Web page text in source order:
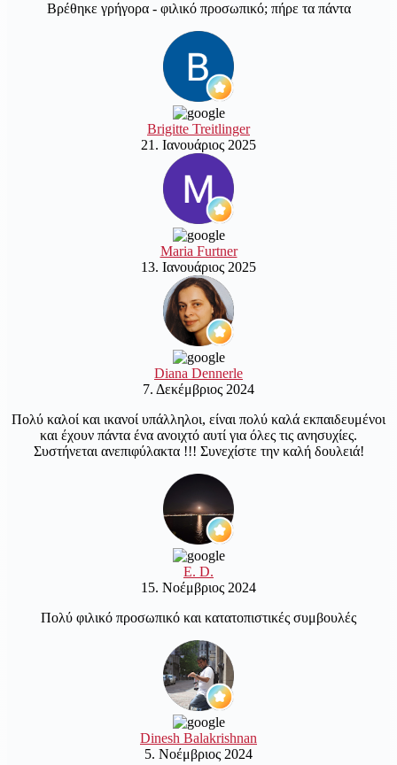
Βρέθηκε γρήγορα - φιλικό προσωπικό; πήρε τα πάντα
Brigitte Treitlinger
21. Ιανουάριος 2025
Maria Furtner
13. Ιανουάριος 2025
Diana Dennerle
7. Δεκέμβριος 2024
Πολύ καλοί και ικανοί υπάλληλοι, είναι πολύ καλά εκπαιδευμένοι
και έχουν πάντα ένα ανοιχτό αυτί για όλες τις ανησυχίες.
Συστήνεται ανεπιφύλακτα !!! Συνεχίστε την καλή δουλειά!
E. D.
15. Νοέμβριος 2024
Πολύ φιλικό προσωπικό και κατατοπιστικές συμβουλές
Dinesh Balakrishnan
5. Νοέμβριος 2024